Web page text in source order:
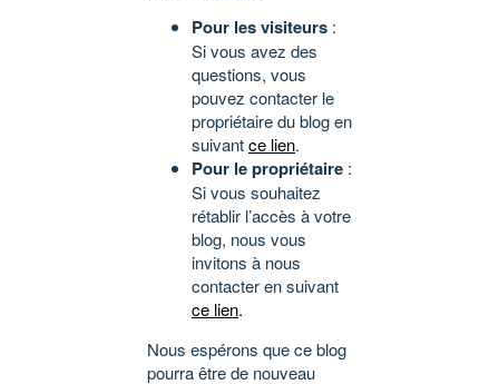
Pour les visiteurs :
Si vous avez des
questions, vous
pouvez contacter le
propriétaire du blog en
suivantce lien.
Pour le propriétaire :
Si vous souhaitez
rétablir l’accès à votre
blog, nous vous
invitons à nous
contacter en suivant
ce lien.
Nous espérons que ce blog
pourra être de nouveau